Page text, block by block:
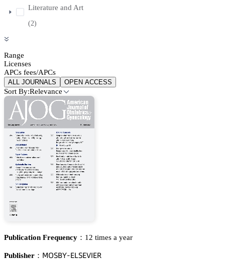
Literature and Art
(2)
Range
Licenses
APCs fees/APCs
ALL JOURNALS OPEN ACCESS
Sort By:Relevance
Publication Frequency： 12 times a year
Publisher： 胦鵣偌愨巨-乊欄偌乊妯喊乊葤